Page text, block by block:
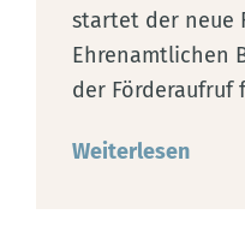
startet der neue
Ehrenamtlichen
der Förderaufruf
Weiterlesen